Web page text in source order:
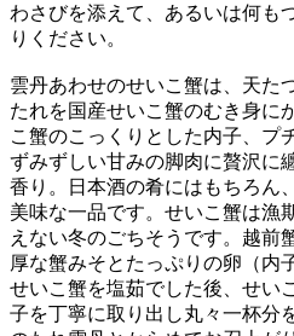
わさびを添えて、あるいは何も
りください。
雲丹あわせのせいこ蟹は、天た
たれを国産せいこ蟹のむき身に
こ蟹のこっくりとした内子、プ
ずみずしい甘みの脚肉に贅沢に
香り。日本酒の肴にはもちろん
美味な一品です。せいこ蟹は漁
えない冬のごちそうです。越前
厚な蟹みそとたっぷりの卵（内
せいこ蟹を塩茹でした後、せい
子を丁寧に取り出し丸々一杯分